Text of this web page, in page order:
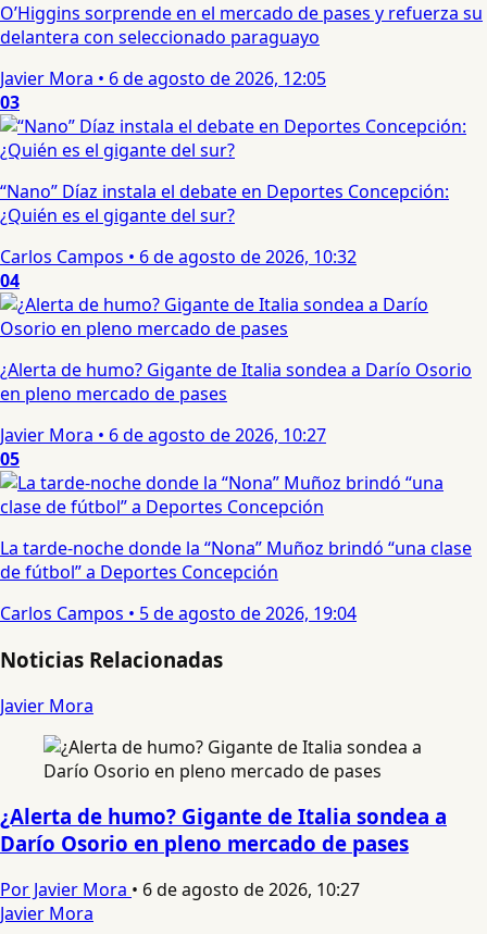
O’Higgins sorprende en el mercado de pases y refuerza su
delantera con seleccionado paraguayo
Javier Mora • 6 de agosto de 2026, 12:05
03
“Nano” Díaz instala el debate en Deportes Concepción:
¿Quién es el gigante del sur?
Carlos Campos • 6 de agosto de 2026, 10:32
04
¿Alerta de humo? Gigante de Italia sondea a Darío Osorio
en pleno mercado de pases
Javier Mora • 6 de agosto de 2026, 10:27
05
La tarde-noche donde la “Nona” Muñoz brindó “una clase
de fútbol” a Deportes Concepción
Carlos Campos • 5 de agosto de 2026, 19:04
Noticias Relacionadas
Javier Mora
¿Alerta de humo? Gigante de Italia sondea a
Darío Osorio en pleno mercado de pases
Por Javier Mora • 6 de agosto de 2026, 10:27
Javier Mora